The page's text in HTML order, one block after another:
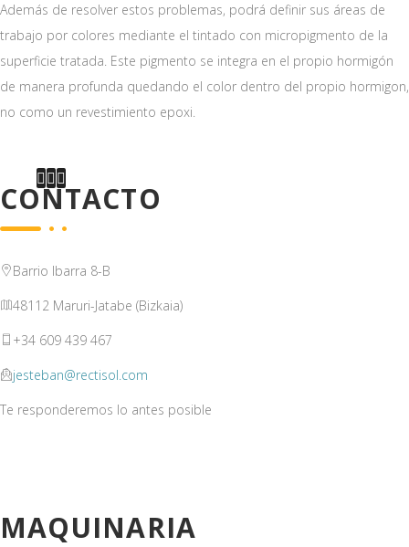
Además de resolver estos problemas, podrá definir sus áreas de
trabajo por colores mediante el tintado con micropigmento de la
superficie tratada. Este pigmento se integra en el propio hormigón
de manera profunda quedando el color dentro del propio hormigon,
no como un revestimiento epoxi.
CONTACTO
Barrio Ibarra 8-B
48112 Maruri-Jatabe (Bizkaia)
+34 609 439 467
jesteban@rectisol.com
Te responderemos lo antes posible
MAQUINARIA